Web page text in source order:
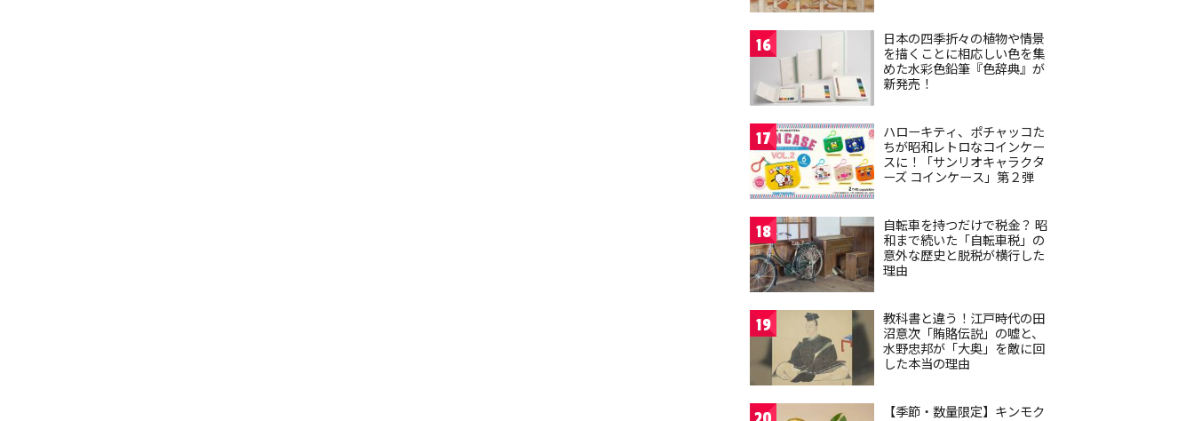
16
日本の四季折々の植物や情景
を描くことに相応しい色を集
めた水彩色鉛筆『色辞典』が
新発売！
17
ハローキティ、ポチャッコた
ちが昭和レトロなコインケー
スに！「サンリオキャラクタ
ーズ コインケース」第２弾
18
自転車を持つだけで税金？ 昭
和まで続いた「自転車税」の
意外な歴史と脱税が横行した
理由
19
教科書と違う！江戸時代の田
沼意次「賄賂伝説」の嘘と、
水野忠邦が「大奥」を敵に回
した本当の理由
【季節・数量限定】キンモク